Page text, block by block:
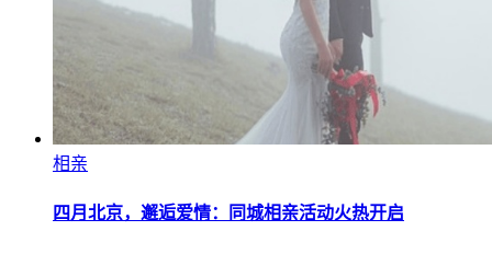
相亲
四月北京，邂逅爱情：同城相亲活动火热开启